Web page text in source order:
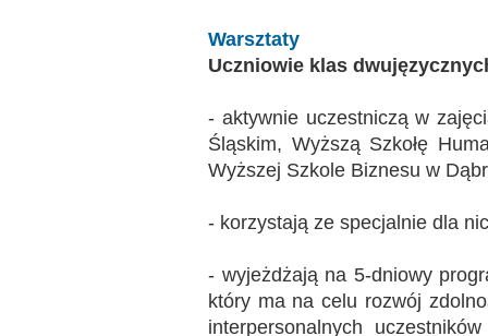
Warsztaty
Uczniowie klas
- aktywnie uczestniczą w
Śląskim, Wyższą Szkołę
Wyższej Szkole Biznesu w
- korzystają ze specjalnie dla
- wyjeżdżają na 5-dniowy
który ma na celu rozwój
interpersonalnych
Gabinet PZiPP
Wyszukiwarka uczelni
Przerwy szkolne